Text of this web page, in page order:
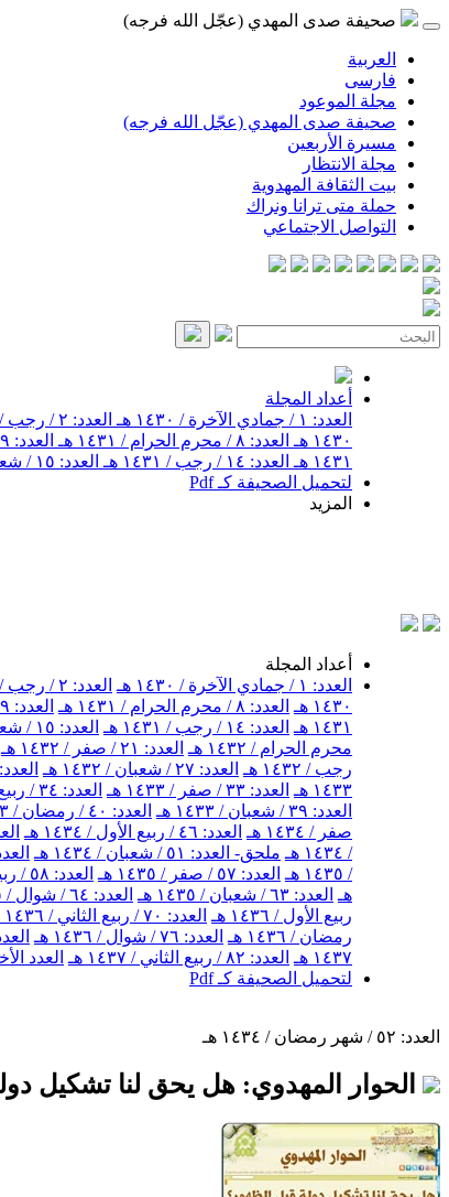
صحيفة صدى المهدي (عجّل الله فرجه)
العربية
فارسی
مجلة الموعود
صحيفة صدى المهدي (عجّل الله فرجه)
مسيرة الأربعين
مجلة الانتظار
بيت الثقافة المهدوية
حملة متى ترانا ونراك
التواصل الاجتماعي
أعداد المجلة
العدد: ١ / جمادي الآخرة / ١٤٣٠ هـ
العدد: ٢ / رجب / ١٤٣٠ هـ
١٤٣٠ هـ
العدد: ٨ / محرم الحرام / ١٤٣١ هـ العدد: ٩ / صفر / ١٤٣١ هـ
١٤٣١ هـ
العدد: ١٤ / رجب / ١٤٣١ هـ العدد: ١٥ / شعبان / ١٤٣١ هـ
لتحميل الصحيفة كـ Pdf
المزيد
أعداد المجلة
العدد: ١ / جمادي الآخرة / ١٤٣٠ هـ
العدد: ٢ / رجب / ١٤٣٠ هـ
١٤٣٠ هـ
العدد: ٨ / محرم الحرام / ١٤٣١ هـ العدد: ٩ / صفر / ١٤٣١ هـ
١٤٣١ هـ
العدد: ١٤ / رجب / ١٤٣١ هـ العدد: ١٥ / شعبان / ١٤٣١ هـ
محرم الحرام / ١٤٣٢ هـ
العدد: ٢١ / صفر / ١٤٣٢ هـ
رجب / ١٤٣٢ هـ
العدد: ٢٧ / شعبان / ١٤٣٢ هـ العدد: ٢٨ / رمضان / ١٤٣٢ هـ
١٤٣٣ هـ
العدد: ٣٣ / صفر / ١٤٣٣ هـ العدد: ٣٤ / ربيع الأول / ١٤٣٣ هـ
العدد: ٣٩ / شعبان / ١٤٣٣ هـ
العدد: ٤٠ / رمضان / ١٤٣٣ هـ
صفر / ١٤٣٤ هـ
العدد: ٤٦ / ربيع الأول / ١٤٣٤ هـ العدد: ٤٧ /
/ ١٤٣٤ هـ
ملحق- العدد: ٥١ / شعبان / ١٤٣٤ هـ العدد: ٥٢ / شهر
/ ١٤٣٥ هـ
العدد: ٥٧ / صفر / ١٤٣٥ هـ العدد: ٥٨ / ربيع الاول / ١٤٣٥ هـ
هـ العدد: ٦٣ / شعبان / ١٤٣٥ هـ العدد: ٦٤ / شوال / ١٤٣٥ هـ
ربيع الأول / ١٤٣٦ هـ
العدد: ٧٠ / ربيع الثاني / ١٤٣٦ هـ
رمضان / ١٤٣٦ هـ
العدد: ٧٦ / شوال / ١٤٣٦ هـ العدد: ٧٧ / ذو
١٤٣٧ هـ
العدد: ٨٢ / ربيع الثاني / ١٤٣٧ هـ
العدد
لتحميل الصحيفة كـ Pdf
العدد: ٥٢ / شهر رمضان / ١٤٣٤ هـ
الحوار المهدوي: هل يحق لنا تشكيل